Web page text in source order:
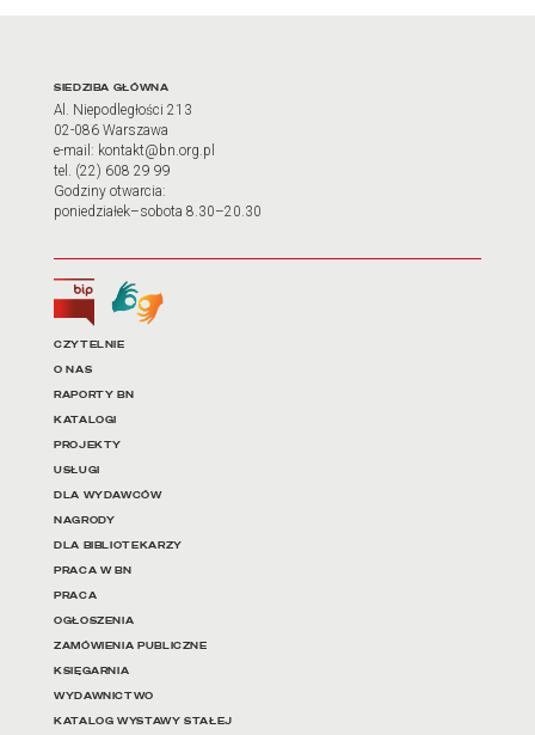
Adres oraz godziny
SIEDZIBA GŁÓWNA
Al. Niepodległości 213
02-086 Warszawa
e-mail: kontakt@bn.org.pl
tel. (22) 608 29 99
Godziny otwarcia:
poniedziałek–sobota 8.30–20.30
Biuletyn Informacji Publicznej
Tłumacz języka migowego
Linki do najważniejszych
CZYTELNIE
O NAS
RAPORTY BN
KATALOGI
PROJEKTY
USŁUGI
DLA WYDAWCÓW
NAGRODY
DLA BIBLIOTEKARZY
PRACA W BN
PRACA
OGŁOSZENIA
ZAMÓWIENIA PUBLICZNE
KSIĘGARNIA
WYDAWNICTWO
KATALOG WYSTAWY STAŁEJ